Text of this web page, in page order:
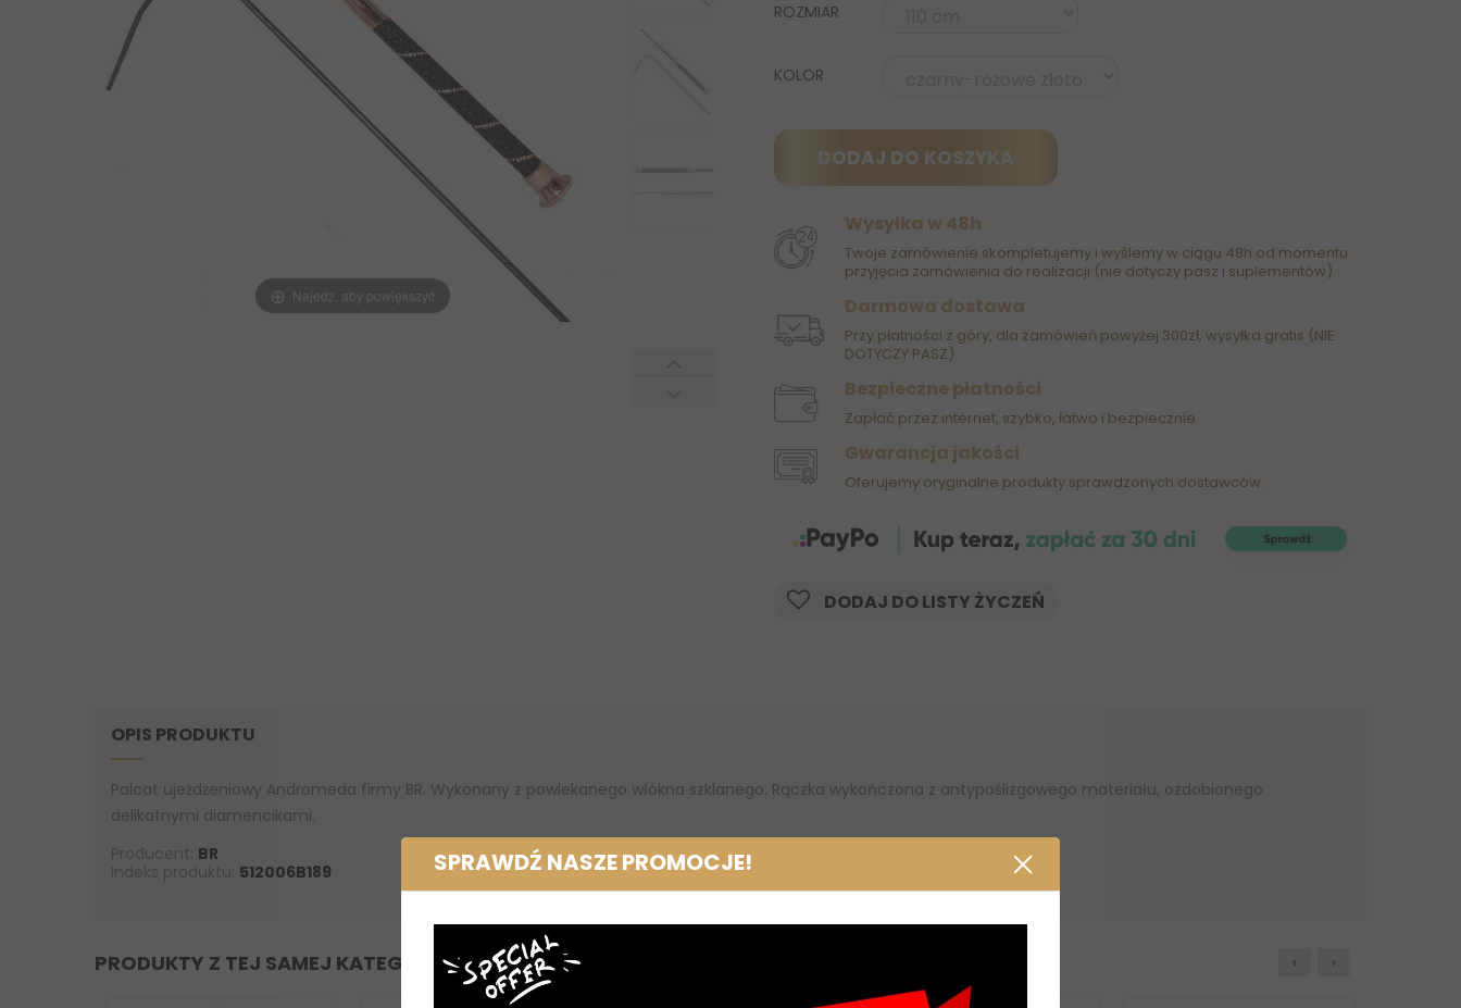
SPRAWDŹ NASZE PROMOCJE!
Najedź, aby powiększyć
ROZMIAR
KOLOR
DODAJ DO KOSZYKA
Wysyłka w 48h
Twoje zamówienie skompletujemy i wyślemy w ciągu 48h od momentu
przyjęcia zamówienia do realizacji (nie dotyczy pasz i suplementów)
Darmowa dostawa
Przy płatności z góry, dla zamówień powyżej 300zł, wysyłka gratis (NIE
DOTYCZY PASZ)
Bezpieczne płatności
Zapłać przez internet, szybko, łatwo i bezpiecznie
Gwarancja jakości
Oferujemy oryginalne produkty sprawdzonych dostawców.
DODAJ DO LISTY ŻYCZEŃ
OPIS PRODUKTU
Palcat ujeżdżeniowy Andromeda firmy BR. Wykonany z powlekanego włókna szklanego. Rączka wykończona z antypoślizgowego materiału, ozdobionego
delikatnymi diamencikami.
Producent: BR
Indeks produktu: 512006B189
PRODUKTY Z TEJ SAMEJ KATEGORII ‹ ›